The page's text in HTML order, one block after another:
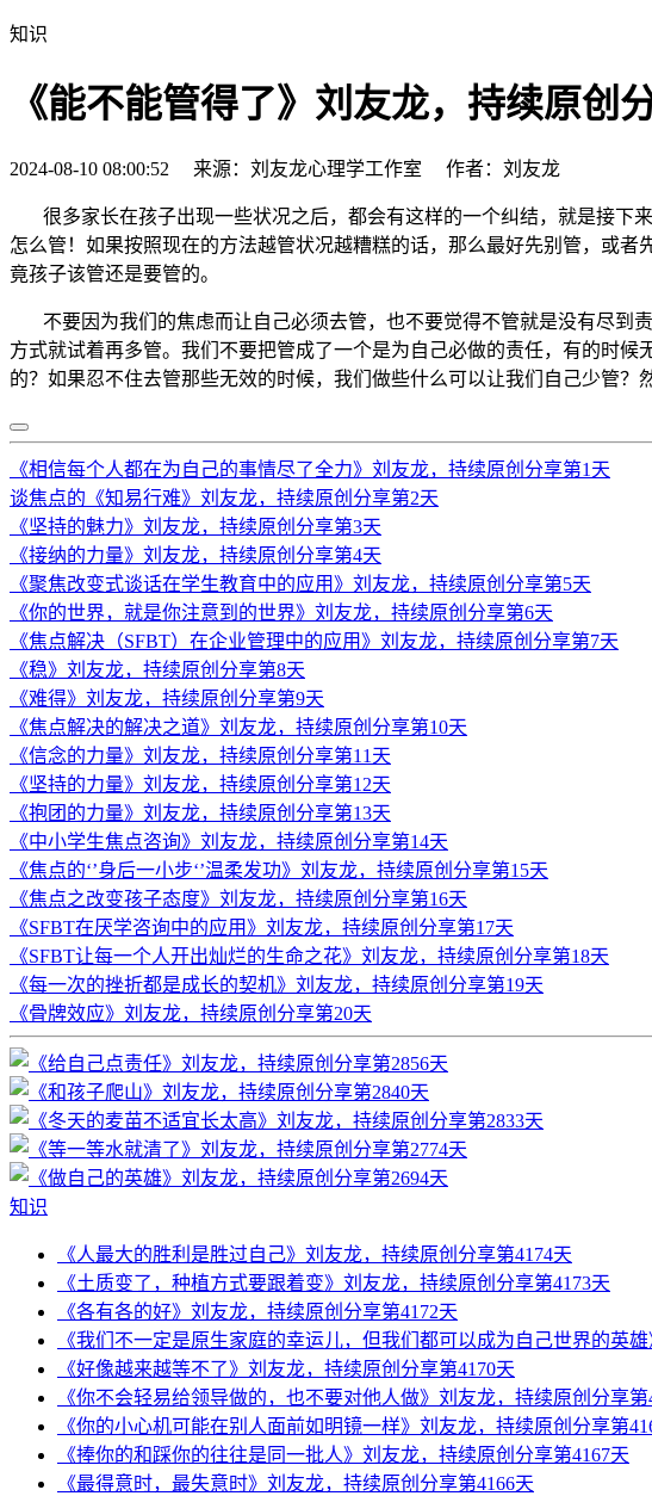
知识
《能不能管得了》刘友龙，持续原创
2024-08-10 08:00:52 来源：刘友龙心理学工作室 作者：刘友龙
很多家长在孩子出现一些状况之后，都会有这样的一个纠结，就是接下
怎么管！如果按照现在的方法越管状况越糟糕的话，那么最好先别管，或
竟孩子该管还是要管的。
不要因为我们的焦虑而让自己必须去管，也不要觉得不管就是没有尽到
方式就试着再多管。我们不要把管成了一个是为自己必做的责任，有的时
的？如果忍不住去管那些无效的时候，我们做些什么可以让我们自己少管？
《相信每个人都在为自己的事情尽了全力》刘友龙，持续原创分享第1天
谈焦点的《知易行难》刘友龙，持续原创分享第2天
《坚持的魅力》刘友龙，持续原创分享第3天
《接纳的力量》刘友龙，持续原创分享第4天
《聚焦改变式谈话在学生教育中的应用》刘友龙，持续原创分享第5天
《你的世界，就是你注意到的世界》刘友龙，持续原创分享第6天
《焦点解决（SFBT）在企业管理中的应用》刘友龙，持续原创分享第7天
《稳》刘友龙，持续原创分享第8天
《难得》刘友龙，持续原创分享第9天
《焦点解决的解决之道》刘友龙，持续原创分享第10天
《信念的力量》刘友龙，持续原创分享第11天
《坚持的力量》刘友龙，持续原创分享第12天
《抱团的力量》刘友龙，持续原创分享第13天
《中小学生焦点咨询》刘友龙，持续原创分享第14天
《焦点的‘’身后一小步‘’温柔发功》刘友龙，持续原创分享第15天
《焦点之改变孩子态度》刘友龙，持续原创分享第16天
《SFBT在厌学咨询中的应用》刘友龙，持续原创分享第17天
《SFBT让每一个人开出灿烂的生命之花》刘友龙，持续原创分享第18天
《每一次的挫折都是成长的契机》刘友龙，持续原创分享第19天
《骨牌效应》刘友龙，持续原创分享第20天
知识
《人最大的胜利是胜过自己》刘友龙，持续原创分享第4174天
《土质变了，种植方式要跟着变》刘友龙，持续原创分享第4173天
《各有各的好》刘友龙，持续原创分享第4172天
《我们不一定是原生家庭的幸运儿，但我们都可以成为自己世界的英
《好像越来越等不了》刘友龙，持续原创分享第4170天
《你不会轻易给领导做的，也不要对他人做》刘友龙，持续原创分享第
《你的小心机可能在别人面前如明镜一样》刘友龙，持续原创分享第
《捧你的和踩你的往往是同一批人》刘友龙，持续原创分享第4167天
《最得意时，最失意时》刘友龙，持续原创分享第4166天